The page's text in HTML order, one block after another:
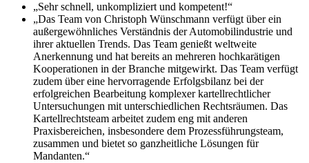
„Sehr schnell, unkompliziert und kompetent!“
„Das Team von Christoph Wünschmann verfügt über ein
außergewöhnliches Verständnis der Automobilindustrie und
ihrer aktuellen Trends. Das Team genießt weltweite
Anerkennung und hat bereits an mehreren hochkarätigen
Kooperationen in der Branche mitgewirkt. Das Team verfügt
zudem über eine hervorragende Erfolgsbilanz bei der
erfolgreichen Bearbeitung komplexer kartellrechtlicher
Untersuchungen mit unterschiedlichen Rechtsräumen. Das
Kartellrechtsteam arbeitet zudem eng mit anderen
Praxisbereichen, insbesondere dem Prozessführungsteam,
zusammen und bietet so ganzheitliche Lösungen für
Mandanten.“